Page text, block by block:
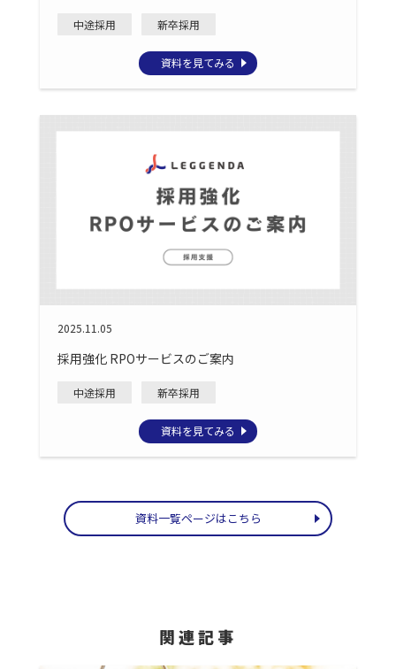
中途採用 新卒採用
資料を見てみる
2025.11.05
採用強化 RPOサービスのご案内
中途採用 新卒採用
資料を見てみる
資料一覧ページはこちら
関連記事